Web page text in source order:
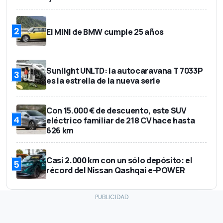
2 El MINI de BMW cumple 25 años
3
Sunlight UNLTD: la autocaravana T 7033P
es la estrella de la nueva serie
4
Con 15.000 € de descuento, este SUV
eléctrico familiar de 218 CV hace hasta
626 km
5
Casi 2.000 km con un sólo depósito: el
récord del Nissan Qashqai e-POWER